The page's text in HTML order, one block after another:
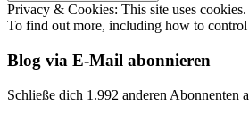
Privacy & Cookies: This site uses
To find out more, including how to control
Blog via E-Mail abonnieren
Schließe dich 1.992 anderen Abonnenten